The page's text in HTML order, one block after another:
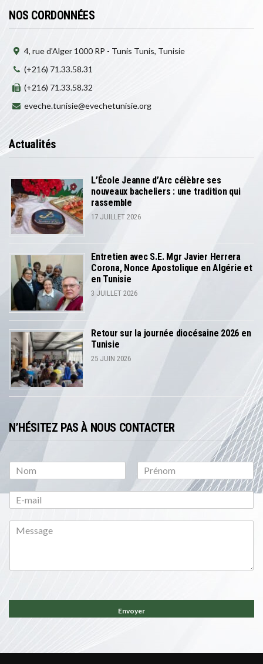
NOS CORDONNÉES
4, rue d'Alger 1000 RP - Tunis Tunis, Tunisie
(+216) 71.33.58.31
(+216) 71.33.58.32
eveche.tunisie@evechetunisie.org
Actualités
L’École Jeanne d’Arc célèbre ses
nouveaux bacheliers : une tradition qui
rassemble
17 JUILLET 2026
Entretien avec S.E. Mgr Javier Herrera
Corona, Nonce Apostolique en Algérie et
en Tunisie
3 JUILLET 2026
Retour sur la journée diocésaine 2026 en
Tunisie
25 JUIN 2026
N’HÉSITEZ PAS À NOUS CONTACTER
r
n
o
o
Envoyer